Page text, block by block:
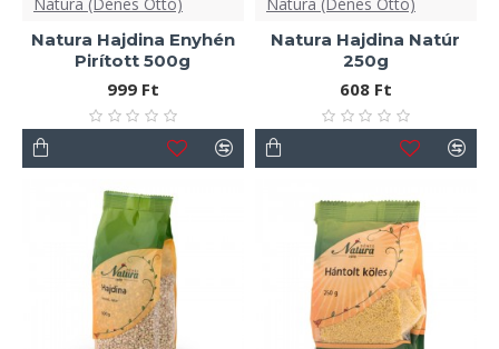
Natura Hajdina Enyhén
Pirított 500g
999 Ft
Natura Hajdina Natúr
250g
608 Ft